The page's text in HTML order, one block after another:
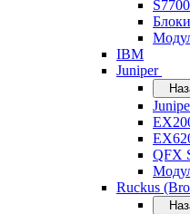
IBM
Juniper
QFX
Ruckus